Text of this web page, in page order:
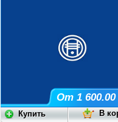
От 1 600.00